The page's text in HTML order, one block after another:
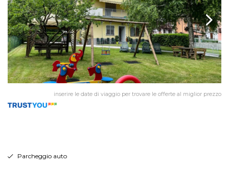
inserire le date di viaggio per trovare le offerte al miglior prezzo
Parcheggio auto